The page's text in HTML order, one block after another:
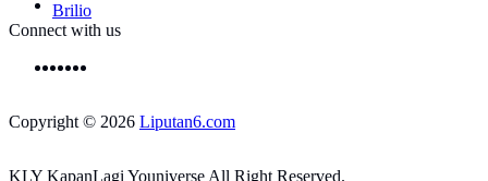
Brilio
Connect with us
Copyright © 2026 Liputan6.com
KLY KapanLagi Youniverse All Right Reserved.